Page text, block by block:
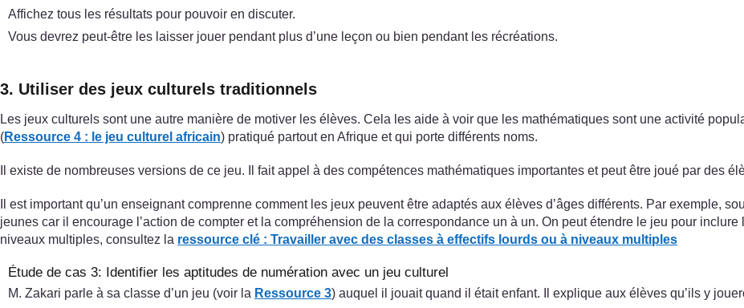
Affichez tous les résultats pour pouvoir en discuter.
Vous devrez peut-être les laisser jouer pendant plus d’une leçon ou bien pendant les récréations.
3. Utiliser des jeux culturels traditionnels
Les jeux culturels sont une autre manière de motiver les élèves. Cela les aide à voir que les mathématiques sont une activité
(Ressource 4 : le jeu culturel africain) pratiqué partout en Afrique et qui porte différents noms.
Il existe de nombreuses versions de ce jeu. Il fait appel à des compétences mathématiques importantes et peut être joué par des
Il est important qu’un enseignant comprenne comment les jeux peuvent être adaptés aux élèves d’âges différents. Par exemple,
jeunes car il encourage l’action de compter et la compréhension de la correspondance un à un. On peut étendre le jeu pour
niveaux multiples, consultez la ressource clé : Travailler avec des classes à effectifs lourds ou à niveaux multiples
Étude de cas 3: Identifier les aptitudes de numération avec un jeu culturel
M. Zakari parle à sa classe d’un jeu (voir la Ressource 3) auquel il jouait quand il était enfant. Il explique aux élèves qu’ils y